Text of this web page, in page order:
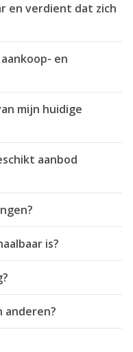
en verdient dat zich
en
mijn huidige
aanbod
is?
anderen?